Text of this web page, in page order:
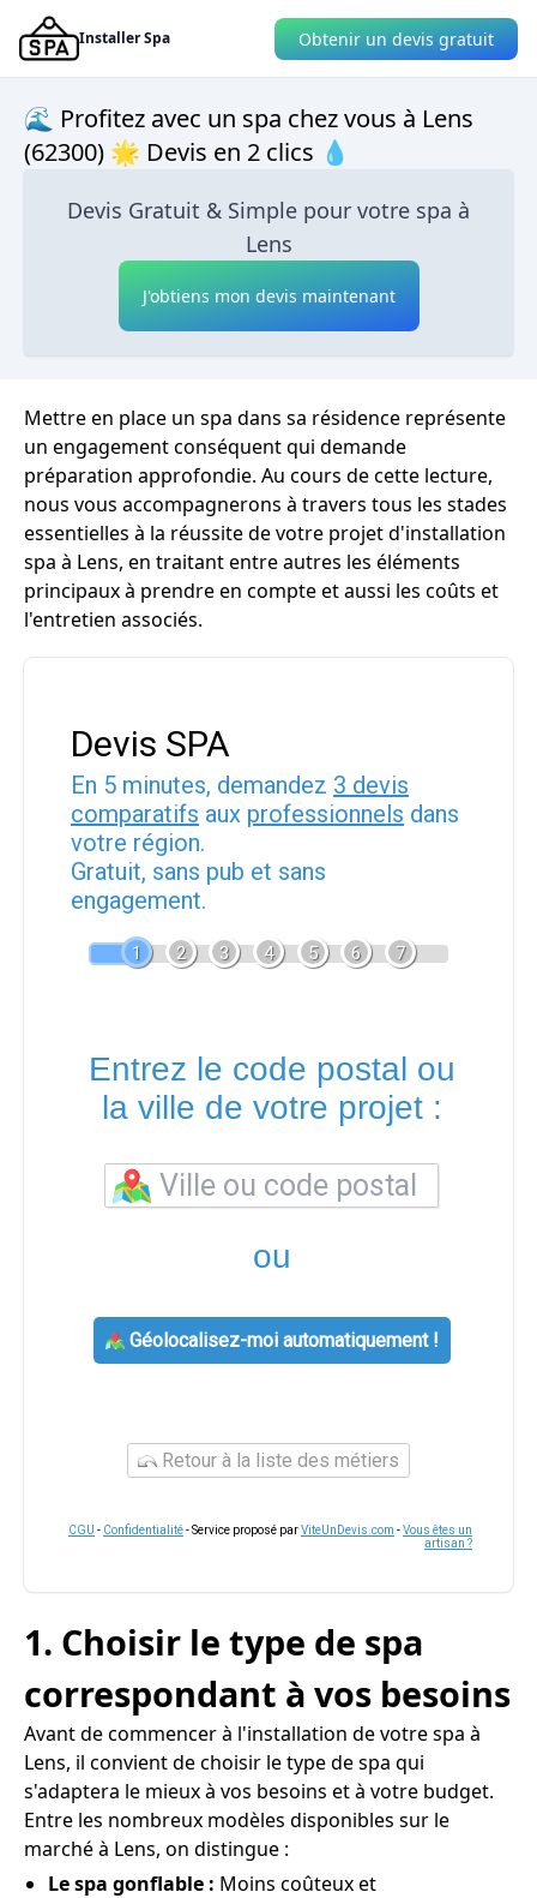
Installer Spa Obtenir un devis gratuit
🌊 Profitez avec un spa chez vous à Lens
(62300) 🌟 Devis en 2 clics 💧
Devis Gratuit & Simple pour votre spa à
Lens
J'obtiens mon devis maintenant
Mettre en place un spa dans sa résidence représente
un engagement conséquent qui demande
préparation approfondie. Au cours de cette lecture,
nous vous accompagnerons à travers tous les stades
essentielles à la réussite de votre projet d'installation
spa à Lens, en traitant entre autres les éléments
principaux à prendre en compte et aussi les coûts et
l'entretien associés.
Devis SPA
En 5 minutes, demandez 3 devis
comparatifs aux professionnels dans
votre région.
Gratuit, sans pub et sans
engagement.
1 2 3 4 5 6 7
Entrez le code postal ou
la ville de votre projet :
ou
Géolocalisez-moi automatiquement !
Retour à la liste des métiers
CGU - Confidentialité- Service proposé parViteUnDevis.com -Vous êtes un
artisan ?
1. Choisir le type de spa
correspondant à vos besoins
Avant de commencer à l'installation de votre spa à
Lens, il convient de choisir le type de spa qui
s'adaptera le mieux à vos besoins et à votre budget.
Entre les nombreux modèles disponibles sur le
marché à Lens, on distingue :
Le spa gonflable : Moins coûteux et